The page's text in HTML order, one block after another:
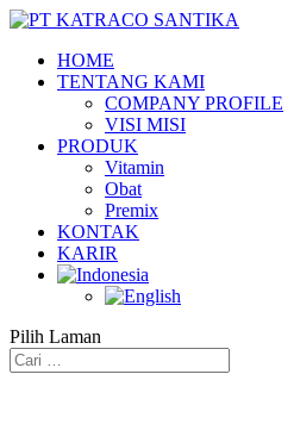
HOME
TENTANG KAMI
COMPANY PROFILE
VISI MISI
PRODUK
Vitamin
Obat
Premix
KONTAK
KARIR
Pilih Laman